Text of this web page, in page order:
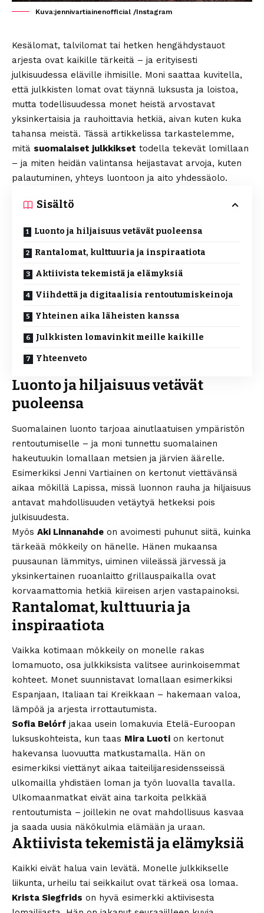
Kuva:jennivartiainenofficial /Instagram
Kesälomat, talvilomat tai hetken hengähdystauot
arjesta ovat kaikille tärkeitä – ja erityisesti
julkisuudessa eläville ihmisille. Moni saattaa kuvitella,
että julkkisten lomat ovat täynnä luksusta ja loistoa,
mutta todellisuudessa monet heistä arvostavat
yksinkertaisia ja rauhoittavia hetkiä, aivan kuten kuka
tahansa meistä. Tässä artikkelissa tarkastelemme,
mitä suomalaiset julkkikset todella tekevät lomillaan
– ja miten heidän valintansa heijastavat arvoja, kuten
palautuminen, yhteys luontoon ja aito yhdessäolo.
Sisältö
Luonto ja hiljaisuus vetävät puoleensa
Rantalomat, kulttuuria ja inspiraatiota
Aktiivista tekemistä ja elämyksiä
Viihdettä ja digitaalisia rentoutumiskeinoja
Yhteinen aika läheisten kanssa
Julkkisten lomavinkit meille kaikille
Yhteenveto
Luonto ja hiljaisuus vetävät
puoleensa
Suomalainen luonto tarjoaa ainutlaatuisen ympäristön
rentoutumiselle – ja moni tunnettu suomalainen
hakeutuukin lomallaan metsien ja järvien äärelle.
Esimerkiksi Jenni Vartiainen on kertonut viettävänsä
aikaa mökillä Lapissa, missä luonnon rauha ja hiljaisuus
antavat mahdollisuuden vetäytyä hetkeksi pois
julkisuudesta.
Myös Aki Linnanahde on avoimesti puhunut siitä, kuinka
tärkeää mökkeily on hänelle. Hänen mukaansa
puusaunan lämmitys, uiminen viileässä järvessä ja
yksinkertainen ruoanlaitto grillauspaikalla ovat
korvaamattomia hetkiä kiireisen arjen vastapainoksi.
Rantalomat, kulttuuria ja
inspiraatiota
Vaikka kotimaan mökkeily on monelle rakas
lomamuoto, osa julkkiksista valitsee aurinkoisemmat
kohteet. Monet suunnistavat lomallaan esimerkiksi
Espanjaan, Italiaan tai Kreikkaan – hakemaan valoa,
lämpöä ja arjesta irrottautumista.
Sofia Belórf jakaa usein lomakuvia Etelä-Euroopan
luksuskohteista, kun taas Mira Luoti on kertonut
hakevansa luovuutta matkustamalla. Hän on
esimerkiksi viettänyt aikaa taiteilijaresidensseissä
ulkomailla yhdistäen loman ja työn luovalla tavalla.
Ulkomaanmatkat eivät aina tarkoita pelkkää
rentoutumista – joillekin ne ovat mahdollisuus kasvaa
ja saada uusia näkökulmia elämään ja uraan.
Aktiivista tekemistä ja elämyksiä
Kaikki eivät halua vain levätä. Monelle julkkikselle
liikunta, urheilu tai seikkailut ovat tärkeä osa lomaa.
Krista Siegfrids on hyvä esimerkki aktiivisesta